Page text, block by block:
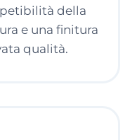
della
e una finitura
qualità.